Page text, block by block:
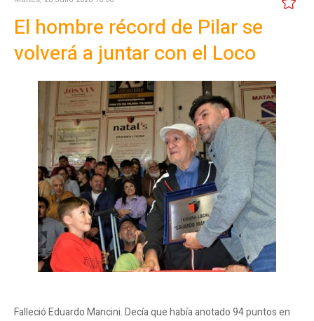
El hombre récord de Pilar se
volverá a juntar con el Loco
Falleció Eduardo Mancini. Decía que había anotado 94 puntos en